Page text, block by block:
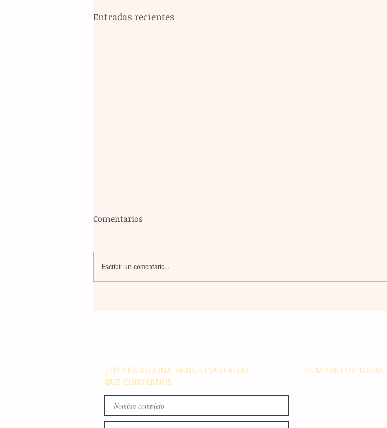
Entradas recientes
Comentarios
Escribir un comentario...
¿TIENES ALGUNA DENUNCIA O ALGO
QUE CONTARNOS
EL MEDIO DE TODAS